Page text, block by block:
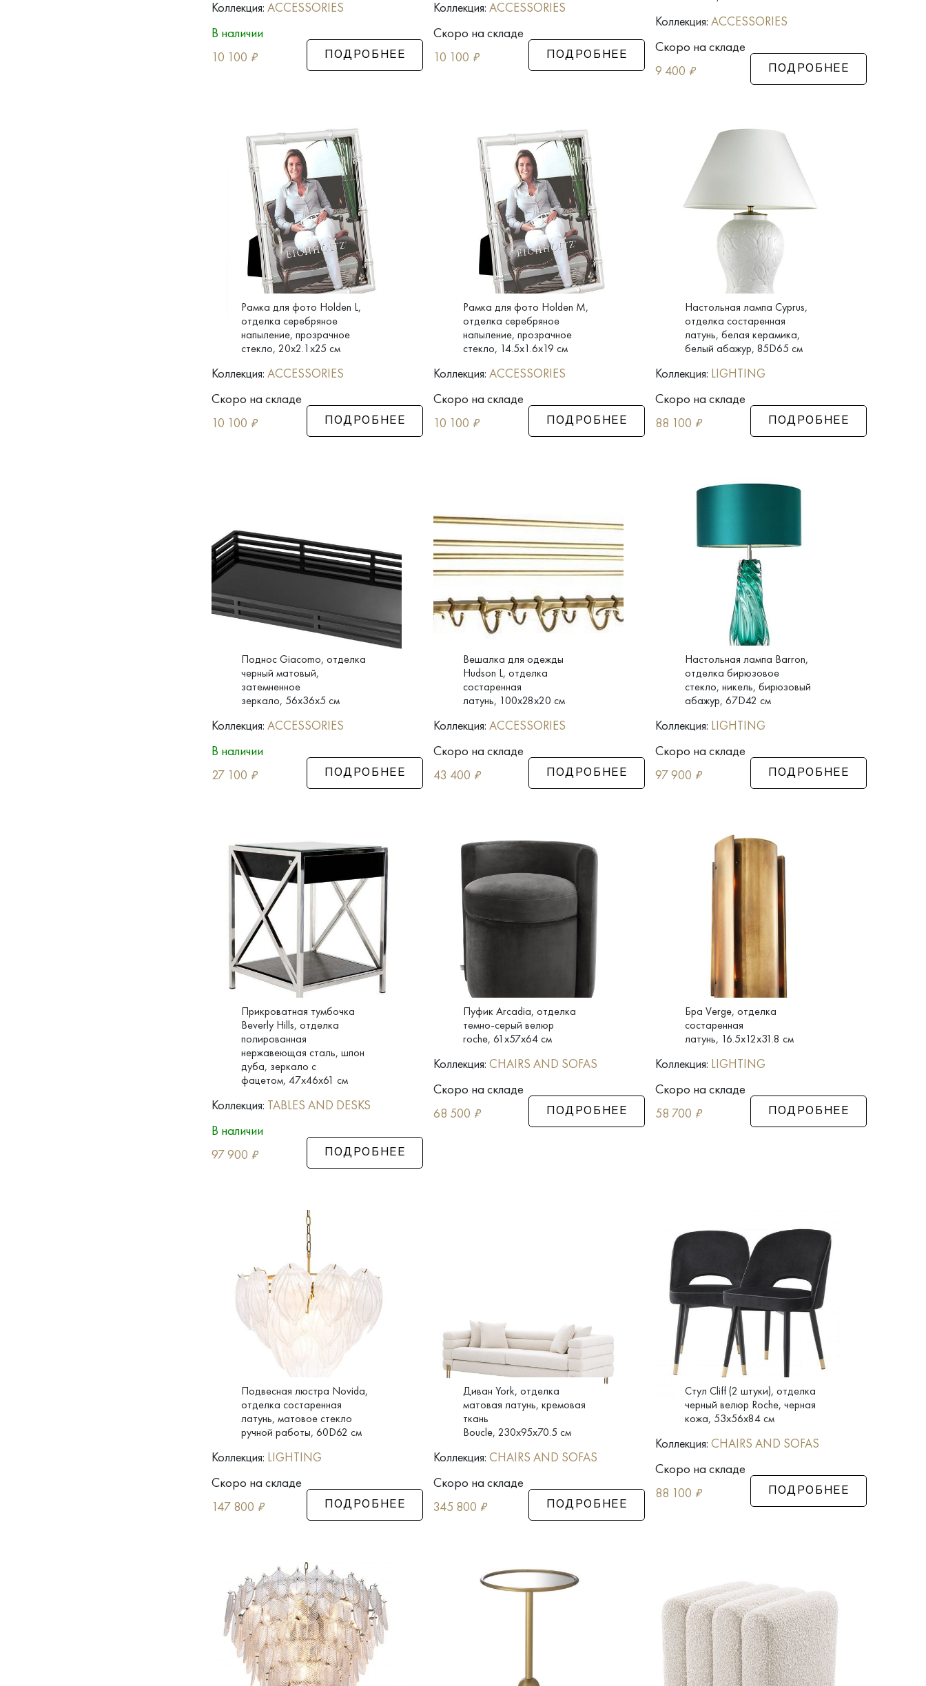
Коллекция: ACCESSORIES
В наличии
10 100 ₽ ПОДРОБНЕЕ
Коллекция: ACCESSORIES
Скоро на складе
10 100 ₽ ПОДРОБНЕЕ
Коллекция: ACCESSORIES
Скоро на складе
9 400 ₽ ПОДРОБНЕЕ
Рамка для фото Holden L,
отделка серебряное
напыление, прозрачное
стекло, 20x2.1x25 см
Коллекция: ACCESSORIES
Скоро на складе
10 100 ₽ ПОДРОБНЕЕ
Рамка для фото Holden M,
отделка серебряное
напыление, прозрачное
стекло, 14.5x1.6x19 см
Коллекция: ACCESSORIES
Скоро на складе
10 100 ₽ ПОДРОБНЕЕ
Настольная лампа Cyprus,
отделка состаренная
латунь, белая керамика,
белый абажур, 85D65 см
Коллекция: LIGHTING
Скоро на складе
88 100 ₽ ПОДРОБНЕЕ
Поднос Giacomo, отделка
черный матовый,
затемненное
зеркало, 56x36x5 см
Коллекция: ACCESSORIES
В наличии
27 100 ₽ ПОДРОБНЕЕ
Вешалка для одежды
Hudson L, отделка
состаренная
латунь, 100x28x20 см
Коллекция: ACCESSORIES
Скоро на складе
43 400 ₽ ПОДРОБНЕЕ
Настольная лампа Barron,
отделка бирюзовое
стекло, никель, бирюзовый
абажур, 67D42 см
Коллекция: LIGHTING
Скоро на складе
97 900 ₽ ПОДРОБНЕЕ
Прикроватная тумбочка
Beverly Hills, отделка
полированная
нержавеющая сталь, шпон
дуба, зеркало с
фацетом, 47x46x61 см
Коллекция: TABLES AND DESKS
В наличии
97 900 ₽ ПОДРОБНЕЕ
Пуфик Arcadia, отделка
темно-серый велюр
roche, 61x57x64 см
Коллекция: CHAIRS AND SOFAS
Скоро на складе
68 500 ₽ ПОДРОБНЕЕ
Бра Verge, отделка
состаренная
латунь, 16.5x12x31.8 см
Коллекция: LIGHTING
Скоро на складе
58 700 ₽ ПОДРОБНЕЕ
Подвесная люстра Novida,
отделка состаренная
латунь, матовое стекло
ручной работы, 60D62 см
Коллекция: LIGHTING
Скоро на складе
147 800 ₽ ПОДРОБНЕЕ
Диван York, отделка
матовая латунь, кремовая
ткань
Boucle, 230x95x70.5 см
Коллекция: CHAIRS AND SOFAS
Скоро на складе
345 800 ₽ ПОДРОБНЕЕ
Стул Cliff (2 штуки), отделка
черный велюр Roche, черная
кожа, 53x56x84 см
Коллекция: CHAIRS AND SOFAS
Скоро на складе
88 100 ₽ ПОДРОБНЕЕ